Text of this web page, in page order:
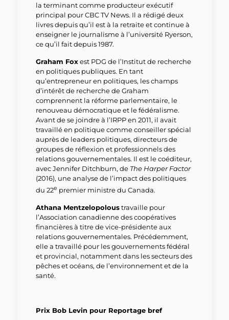
la terminant comme producteur exécutif
principal pour CBC TV News. Il a rédigé deux
livres depuis qu’il est à la retraite et continue à
enseigner le journalisme à l’université Ryerson,
ce qu’il fait depuis 1987.
Graham Foxest PDG de l’Institut de recherche
en politiques publiques. En tant
qu’entrepreneur en politiques, les champs
d’intérêt de recherche de Graham
comprennent la réforme parlementaire, le
renouveau démocratique et le fédéralisme.
Avant de se joindre à l’IRPP en 2011, il avait
travaillé en politique comme conseiller spécial
auprès de leaders politiques, directeurs de
groupes de réflexion et professionnels des
relations gouvernementales. Il est le coéditeur,
avec Jennifer Ditchburn, de The Harper Factor
(2016), une analyse de l’impact des politiques
du 22e premier ministre du Canada.
Athana Mentzelopoloustravaille pour
l’Association canadienne des coopératives
financières à titre de vice-présidente aux
relations gouvernementales. Précédemment,
elle a travaillé pour les gouvernements fédéral
et provincial, notamment dans les secteurs des
pêches et océans, de l’environnement et de la
santé.
Prix Bob Levin pour Reportage bref